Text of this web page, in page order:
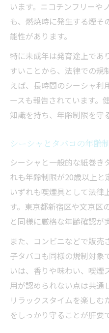
います。ニコチンフリーや
も、燃焼時に発生する煙そ
能性があります。
特に未成年は発育途上であ
すいことから、法律での規
えば、長時間のシーシャ利
ースも報告されています。
知識を持ち、年齢制限を守
シーシャとタバコの年齢
シーシャと一般的な紙巻き
れも年齢制限が20歳以上と
いずれも喫煙具として法律
す。東京都新宿区や文京区
と同様に厳格な年齢確認が
また、コンビニなどで販売
子タバコも同様の規制対象
いは、香りや味わい、喫煙
用が認められない点は共通
リラックスタイムを楽しむ
をしっかり守ることが肝要